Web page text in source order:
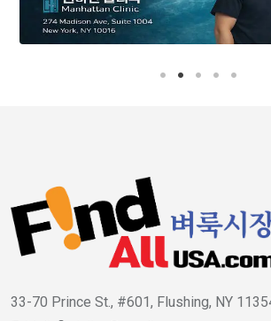
33-70 Prince St., #601, Flushing, NY